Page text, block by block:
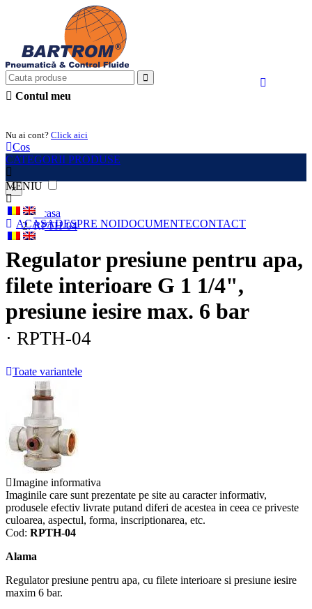
Contul meu
Nu ai cont? Click aici
Cos
CATEGORII PRODUSE
MENIU
ACASADESPRE NOIDOCUMENTECONTACT
×
Acasa
RPTH-04
Regulator presiune pentru apa,
filete interioare G 1 1/4",
presiune iesire max. 6 bar
· RPTH-04
Toate variantele
Imagine informativa
Imaginile care sunt prezentate pe site au caracter informativ,
produsele efectiv livrate putand diferi de acestea in ceea ce priveste
culoarea, aspectul, forma, inscriptionarea, etc.
Cod: RPTH-04
Alama
Regulator presiune pentru apa, cu filete interioare si presiune iesire
maxim 6 bar.